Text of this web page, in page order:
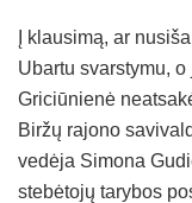
Į klausimą, ar
Ubartu svarstymu,
Griciūnienė
Biržų rajono
vedėja Simona
stebėtojų tarybos